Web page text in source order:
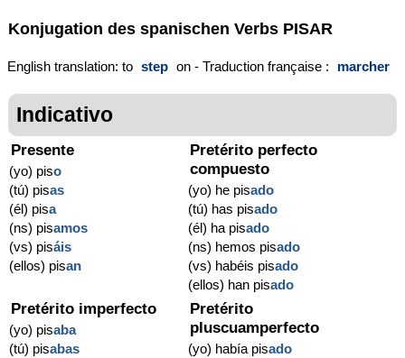
Konjugation des spanischen Verbs PISAR
English translation: to step on - Traduction française : marcher
Indicativo
Presente
(yo) piso
(tú) pisas
(él) pisa
(ns) pisamos
(vs) pisáis
(ellos) pisan
Pretérito perfecto
compuesto
(yo) he pisado
(tú) has pisado
(él) ha pisado
(ns) hemos pisado
(vs) habéis pisado
(ellos) han pisado
Pretérito imperfecto
(yo) pisaba
(tú) pisabas
Pretérito
pluscuamperfecto
(yo) había pisado